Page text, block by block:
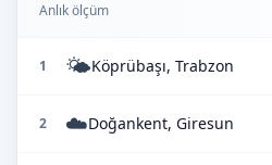
Anlık ölçüm
1 🌤️Köprübaşı, Trabzon
2 ☁️Doğankent, Giresun